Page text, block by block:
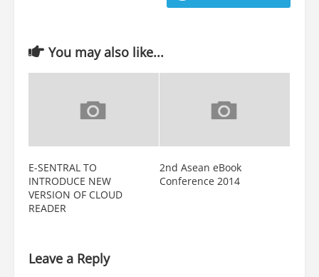
You may also like...
E-SENTRAL TO
INTRODUCE NEW
VERSION OF CLOUD
READER
2nd Asean eBook
Conference 2014
Leave a Reply